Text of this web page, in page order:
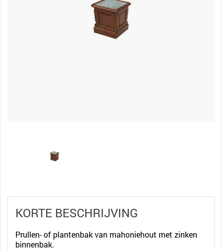
KORTE BESCHRIJVING
Prullen- of plantenbak van mahoniehout met zinken
binnenbak.